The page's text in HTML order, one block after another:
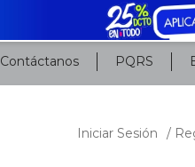
Contáctanos PQRS
Iniciar Sesión /